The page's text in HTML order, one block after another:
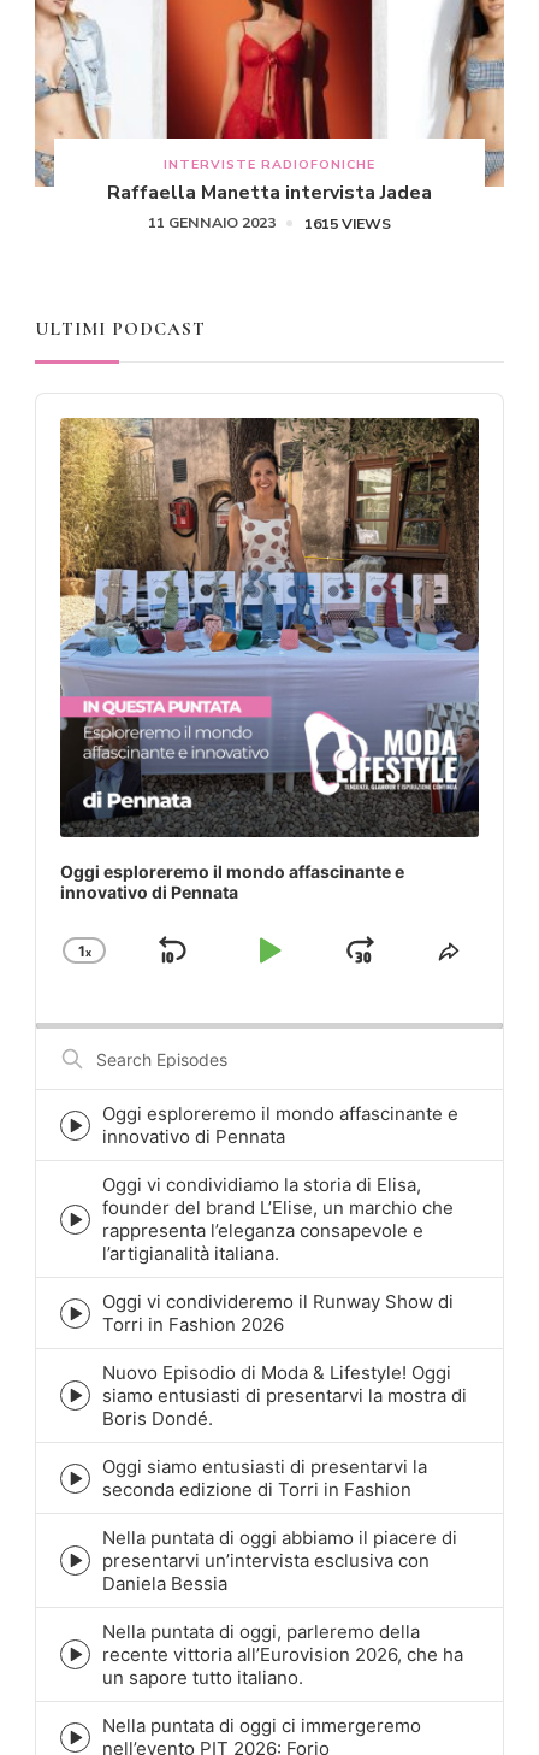
INTERVISTE RADIOFONICHE
Raffaella Manetta intervista Jadea
11 GENNAIO 2023 1615 VIEWS
ULTIMI PODCAST
Audio
Player
Oggi esploreremo il mondo affascinante e
innovativo di Pennata
Change
1x
Skip
Play
JumpShare
Search
Episodes
Episode
play
icon
Oggi esploreremo il mondo affascinante e
innovativo di Pennata
Episode
play
icon
Oggi vi condividiamo la storia di Elisa,
founder del brand L’Elise, un marchio che
rappresenta l’eleganza consapevole e
l’artigianalità italiana.
Episode
play
icon
Oggi vi condivideremo il Runway Show di
Torri in Fashion 2026
Episode
play
Nuovo Episodio di Moda & Lifestyle! Oggi
siamo entusiasti di presentarvi la mostra di
Boris Dondé.
Episode
play
icon
Oggi siamo entusiasti di presentarvi la
seconda edizione di Torri in Fashion
Episode
play
Nella puntata di oggi abbiamo il piacere di
presentarvi un’intervista esclusiva con
Daniela Bessia
Episode
play
Nella puntata di oggi, parleremo della
recente vittoria all’Eurovision 2026, che ha
un sapore tutto italiano.
Episode
Nella puntata di oggi ci immergeremo
nell’evento PIT 2026: Forio